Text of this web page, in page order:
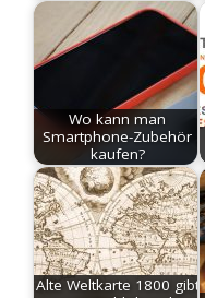
Wo kann man
Smartphone-Zubehör
kaufen?
Alte Weltkarte 1800 gibt